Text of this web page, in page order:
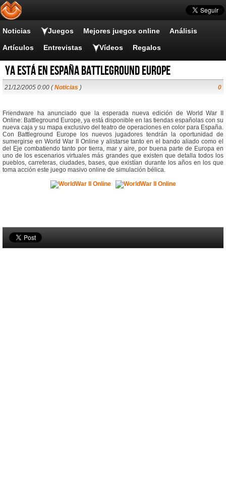
Noticias Juegos Mejores juegos online Análisis
Artículos Entrevistas Vídeos Regalos
Ya está en España Battleground Europe
21/12/2005 0:00 (Noticias ) 0
Friendware ha anunciado que la esperada nueva edición de World War II
Online: Battleground Europe, ya está disponible en las tiendas españolas con su
nueva caja y su mapa exclusivo del teatro de operaciones en color para España.
Con Battleground Europe los nuevos jugadores tendrán la oportunidad de
sumergirse en World War II Online y alistarse tanto en el bando aliado como el
del Eje combatiendo tanto por tierra, mar y aire, por buena parte de Europa en
uno de los escenarios virtuales más grandes que existen que detalla todos los
pueblos, carreteras, ciudades, bases, que existían durante los años en los que
toma acción este juego masivo online de simulación bélica.